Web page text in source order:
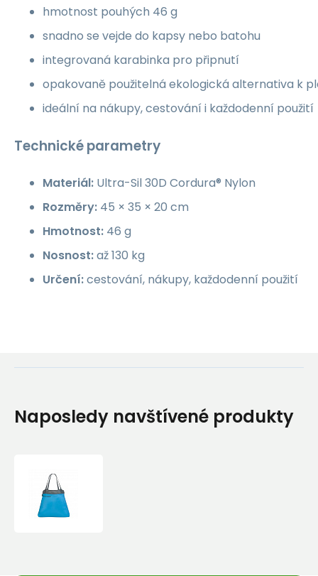
hmotnost pouhých 46 g
snadno se vejde do kapsy nebo batohu
integrovaná karabinka pro připnutí
opakovaně použitelná ekologická alternativa k
ideální na nákupy, cestování i každodenní použití
Technické parametry
Materiál: Ultra-Sil 30D Cordura® Nylon
Rozměry: 45 × 35 × 20 cm
Hmotnost: 46 g
Nosnost:až 130 kg
Určení:cestování, nákupy, každodenní použití
Naposledy navštívené produkty